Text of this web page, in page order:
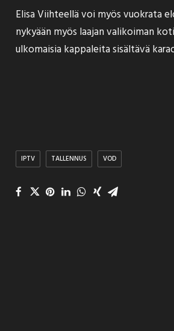
Elisa Viihteellä voi myös vuokrata
nykyään myös laajan valikoiman
ulkomaisia kappaleita sisältävä
IPTV TALLENNUS VOD